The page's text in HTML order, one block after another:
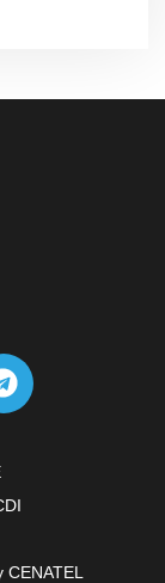
CENATEL